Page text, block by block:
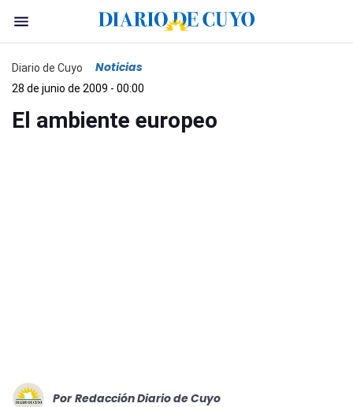
Diario de Cuyo Noticias
28 de junio de 2009 - 00:00
El ambiente europeo
Por Redacción Diario de Cuyo